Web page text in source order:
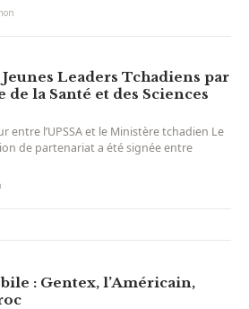
Leaders Tchadiens par
la Santé et des Sciences
entre l’UPSSA et le Ministère tchadien Le
de partenariat a été signée entre
: Gentex, l’Américain,